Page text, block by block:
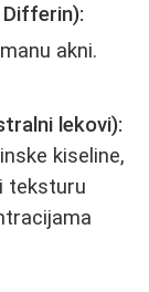
akni.
lekovi):
kiseline,
teksturu